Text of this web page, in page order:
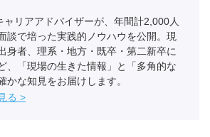
リアアドバイザーが、年間計2,000人
談で培った実践的ノウハウを公開。現
身者、理系・地方・既卒・第二新卒に
、「現場の生きた情報」と「多角的な
かな知見をお届けします。
る